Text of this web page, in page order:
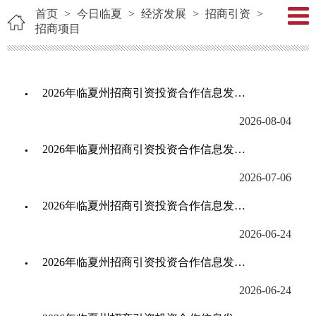
首页 > 今日临夏 > 经济发展 > 招商引资 >
招商项目
2026年临夏州招商引资投资合作信息发布【系列十六】
2026-08-04
2026年临夏州招商引资投资合作信息发布【系列十四】
2026-07-06
2026年临夏州招商引资投资合作信息发布【系列十三】
2026-06-24
2026年临夏州招商引资投资合作信息发布【系列十二】
2026-06-24